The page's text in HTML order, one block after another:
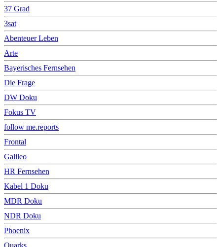
37 Grad
3sat
Abenteuer Leben
Arte
Bayerisches Fernsehen
Die Frage
DW Doku
Fokus TV
follow me.reports
Frontal
Galileo
HR Fernsehen
Kabel 1 Doku
MDR Doku
NDR Doku
Phoenix
Quarks